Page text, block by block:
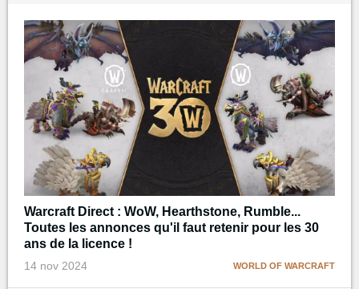
Warcraft Direct : WoW, Hearthstone, Rumble...
Toutes les annonces qu'il faut retenir pour les 30
ans de la licence !
14 nov 2024 WORLD OF WARCRAFT